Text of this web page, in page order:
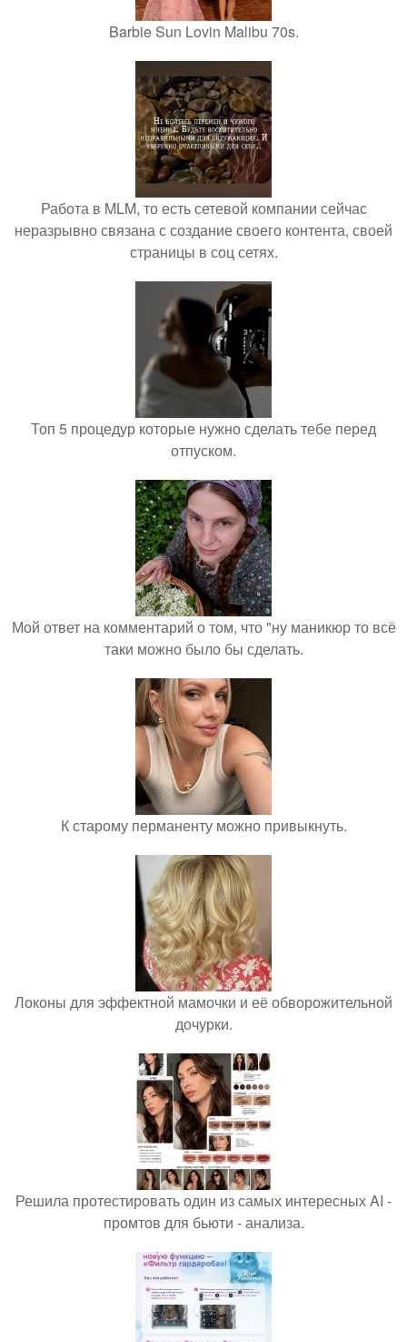
Barbie Sun Lovin Malibu 70s.
Работа в MLM, то есть сетевой компании сейчас
неразрывно связана с создание своего контента, своей
страницы в соц сетях.
Топ 5 процедур которые нужно сделать тебе перед
отпуском.
Мой ответ на комментарий о том, что "ну маникюр то всё
таки можно было бы сделать.
К старому перманенту можно привыкнуть.
Локоны для эффектной мамочки и её обворожительной
дочурки.
Решила протестировать один из самых интересных AI -
промтов для бьюти - анализа.